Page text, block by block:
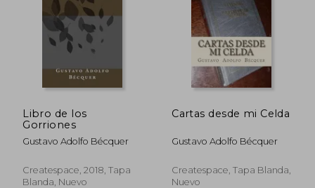
₡
Libro de los
Gorriones
Gustavo Adolfo Bécquer
Createspace, 2018, Tapa
Blanda, Nuevo
Cartas desde mi Celda
Gustavo Adolfo Bécquer
Createspace, Tapa Blanda,
Nuevo